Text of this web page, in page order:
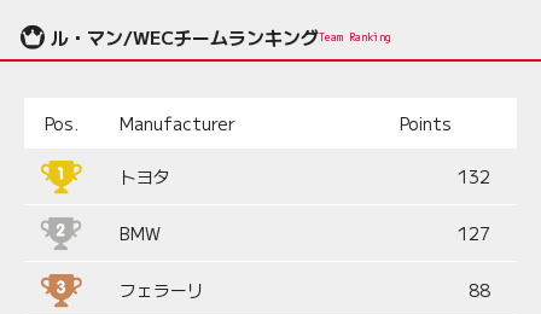
ル・マン/WECチームランキングTeam Ranking
Pos. Manufacturer Points
トヨタ 132
BMW 127
フェラーリ 88